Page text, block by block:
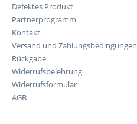
Defektes Produkt
Partnerprogramm
Kontakt
Versand und Zahlungsbedingungen
Rückgabe
Widerrufsbelehrung
Widerrufsformular
AGB